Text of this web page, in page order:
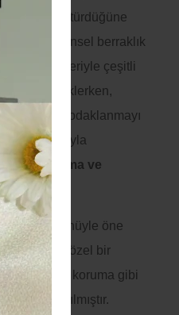
dönüştürdüğüne
ve zihinsel berraklık
Farklı renkleriyle çeşitli
yı desteklerken,
Zihinsel odaklanmayı
gözçakrasıyla
koruma ve
estetik yönüyle öne
çok kültürde özel bir
ve ruhsal koruma gibi
kılmıştır.